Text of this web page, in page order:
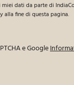
dati da parte di
alla fine di questa pagina.
e Google